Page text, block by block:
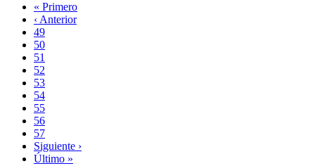
Paginación
Primera
página
« Primero
Página
anterior
‹ Anterior
Page
49
Page
50
Page
51
Page
52
Página
actual
53
Page
54
Page
55
Page
56
Page
57
Siguiente
página
Siguiente ›
Última
Último »